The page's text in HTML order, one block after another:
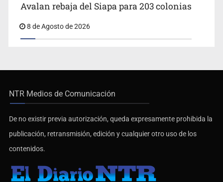
Avalan rebaja del Siapa para 203 colonias
8 de Agosto de 2026
NTR Medios de Comunicación
De no existir previa autorización, queda expresamente prohibida la
publicación, retransmisión, edición y cualquier otro uso de los
contenidos.